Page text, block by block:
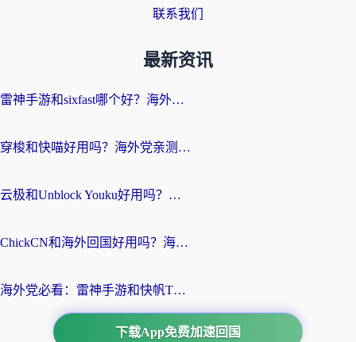
联系我们
最新资讯
雷神手游和sixfast哪个好？海外党亲测3款回国加速器，教你选对不踩坑
穿梭和快喵好用吗？海外党亲测：小众加速器对比+番茄加速器深度体验
云极和Unblock Youku好用吗？海外党亲测+2026回国加速器避坑指南
ChickCN和海外回国好用吗？海外党2026亲测：从手游到影音，选对加速器的3个关键
海外党必看：雷神手游和快帆TV版好用吗？3步选对回国加速器不踩坑
下载App免费加速回国